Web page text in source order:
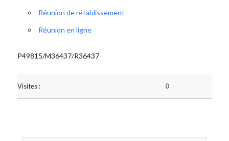
Réunion de rétablissement
Réunion en ligne
P49815/M36437/R36437
Visites : 0